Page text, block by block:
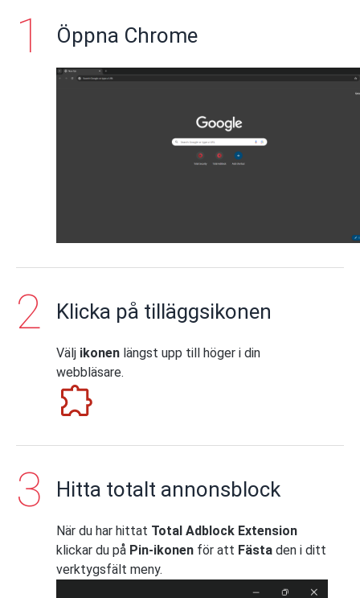
Öppna Chrome
Klicka på tilläggsikonen
Välj ikonen längst upp till höger i din
webbläsare.
Hitta totalt annonsblock
När du har hittat Total Adblock Extension
klickar du på Pin-ikonen för att Fästa den i ditt
verktygsfält meny.